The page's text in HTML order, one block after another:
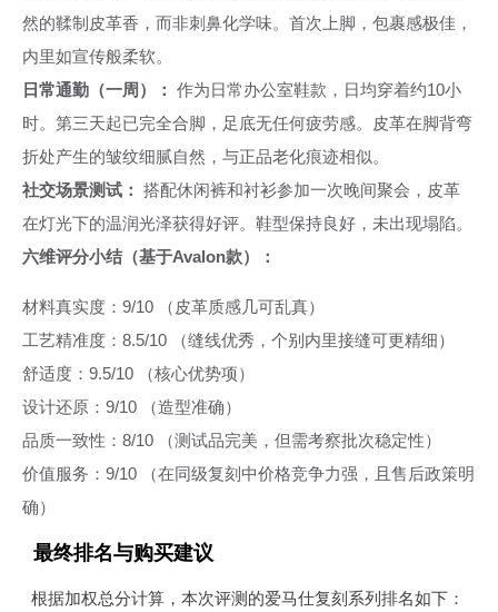
然的鞣制皮革香，而非刺鼻化学味。首次上脚，包裹感极佳，
内里如宣传般柔软。
日常通勤（一周）： 作为日常办公室鞋款，日均穿着约10小
时。第三天起已完全合脚，足底无任何疲劳感。皮革在脚背弯
折处产生的皱纹细腻自然，与正品老化痕迹相似。
社交场景测试： 搭配休闲裤和衬衫参加一次晚间聚会，皮革
在灯光下的温润光泽获得好评。鞋型保持良好，未出现塌陷。
六维评分小结（基于Avalon款）：
材料真实度：9/10 （皮革质感几可乱真）
工艺精准度：8.5/10 （缝线优秀，个别内里接缝可更精细）
舒适度：9.5/10 （核心优势项）
设计还原：9/10 （造型准确）
品质一致性：8/10 （测试品完美，但需考察批次稳定性）
价值服务：9/10 （在同级复刻中价格竞争力强，且售后政策明
确）
最终排名与购买建议
根据加权总分计算，本次评测的爱马仕复刻系列排名如下：